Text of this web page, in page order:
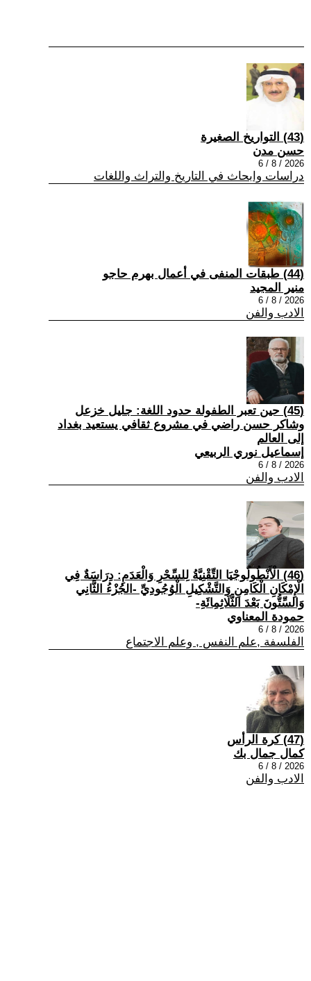
(43) التواريخ الصغيرة
حسن مدن
2026 / 8 / 6
دراسات وابحاث في التاريخ والتراث واللغات
(44) طبقات المنفى في أعمال بهرم حاجو
منير المجيد
2026 / 8 / 6
الادب والفن
(45) حين تعبر الطفولة حدود اللغة: جليل خزعل
وشاكر حسن راضي في مشروع ثقافي يستعيد بغداد
إلى العالم
إسماعيل نوري الربيعي
2026 / 8 / 6
الادب والفن
(46) الْأَنْطُولُوجْيَا التِّقْنِيَّةُ لِلسِّحْرِ وَالْعَدَمِ: دِرَاسَةٌ فِي
الْإِمْكَانِ الْكَامِنِ وَالتَّشْكِيلِ الْوُجُودِيِّ -الجُزْءُ الثَّانِي
وَالسِّتُّونَ بَعْدَ الثَّلَاثِمِائَةِ-
حمودة المعناوي
2026 / 8 / 6
الفلسفة ,علم النفس , وعلم الاجتماع
(47) كرة الرأس
كمال جمال بك
2026 / 8 / 6
الادب والفن